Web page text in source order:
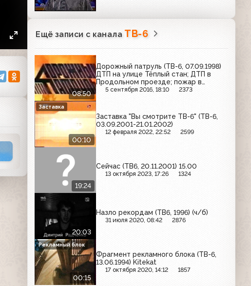
Ещё записи с канала ТВ-6
08:50
Дорожный патруль (ТВ-6, 07.09.1998)
ДТП на улице Тёплый стан; ДТП в
Продольном проезде; пожар в
квартире на Ладожской улице
5 сентября 2016, 18:10 2373
00:10
Заставка "Вы смотрите ТВ-6" (ТВ-6,
03.09.2001-21.01.2002)
12 февраля 2022, 22:52 2599
Заставка
19:24
Сейчас (ТВ6, 20.11.2001) 15.00
13 октября 2023, 17:26 1324
20:03
Назло рекордам (ТВ6, 1996) (ч/б)
31 июля 2020, 08:42 2876
00:15
Фрагмент рекламного блока (ТВ-6,
13.06.1994) Kitekat
17 октября 2020, 14:12 1857
Рекламный блок